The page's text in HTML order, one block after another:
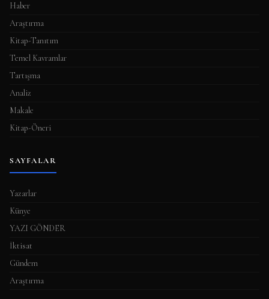
Haber
Araştırma
Kitap-Tanıtım
Temel Kavramlar
Tartışma
Analiz
Makale
Kitap-Öneri
SAYFALAR
Yazarlar
Künye
YAZI GÖNDER
İktisat
Gündem
Araştırma